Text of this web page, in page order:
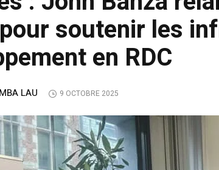
soutenir les
en RDC
LAU 9 OCTOBRE 2025